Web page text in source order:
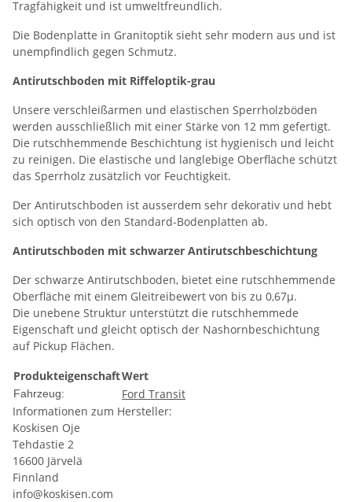
Tragfähigkeit und ist umweltfreundlich.
Die Bodenplatte in Granitoptik sieht sehr modern aus und ist
unempfindlich gegen Schmutz.
Antirutschboden mit Riffeloptik-grau
Unsere verschleißarmen und elastischen Sperrholzböden
werden ausschließlich mit einer Stärke von 12 mm gefertigt.
Die rutschhemmende Beschichtung ist hygienisch und leicht
zu reinigen. Die elastische und langlebige Oberfläche schützt
das Sperrholz zusätzlich vor Feuchtigkeit.
Der Antirutschboden ist ausserdem sehr dekorativ und hebt
sich optisch von den Standard-Bodenplatten ab.
Antirutschboden mit schwarzer Antirutschbeschichtung
Der schwarze Antirutschboden, bietet eine rutschhemmende
Oberfläche mit einem Gleitreibewert von bis zu 0,67µ.
Die unebene Struktur unterstützt die rutschhemmede
Eigenschaft und gleicht optisch der Nashornbeschichtung
auf Pickup Flächen.
ProdukteigenschaftWert
Fahrzeug:
Ford Transit
Informationen zum Hersteller:
Koskisen Oje
Tehdastie 2
16600 Järvelä
Finnland
info@koskisen.com